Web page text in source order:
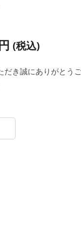
(税込)
だき誠にありがとう